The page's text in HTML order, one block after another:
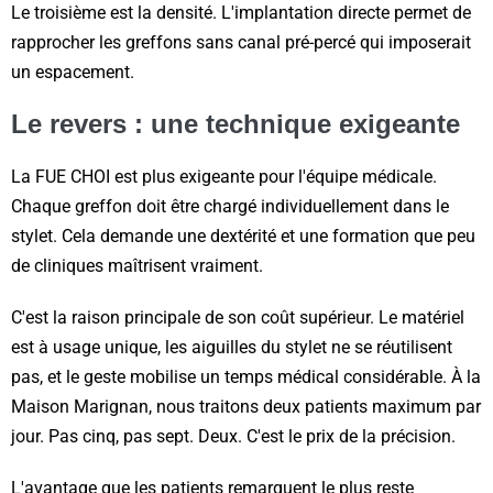
Le troisième est la densité. L'implantation directe permet de
rapprocher les greffons sans canal pré-percé qui imposerait
un espacement.
Le revers : une technique exigeante
La FUE CHOI est plus exigeante pour l'équipe médicale.
Chaque greffon doit être chargé individuellement dans le
stylet. Cela demande une dextérité et une formation que peu
de cliniques maîtrisent vraiment.
C'est la raison principale de son coût supérieur. Le matériel
est à usage unique, les aiguilles du stylet ne se réutilisent
pas, et le geste mobilise un temps médical considérable. À la
Maison Marignan, nous traitons deux patients maximum par
jour. Pas cinq, pas sept. Deux. C'est le prix de la précision.
L'avantage que les patients remarquent le plus reste